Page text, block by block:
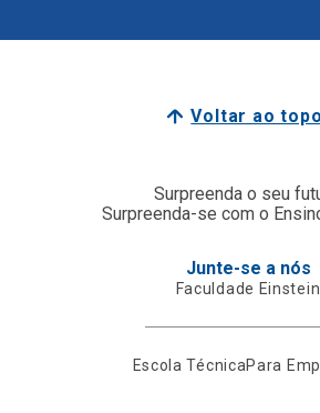
Voltar ao topo
Surpreenda o seu
Surpreenda-se com o
Junte-se a nós
Faculdade Einstein
Escola TécnicaPara